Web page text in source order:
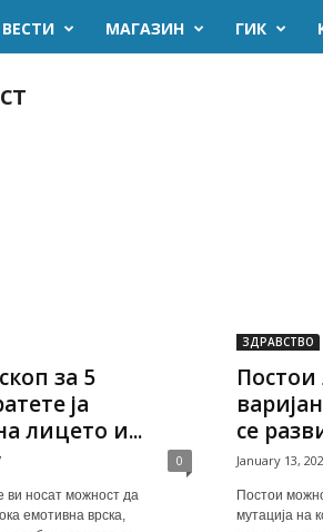
ВЕСТИ МАГАЗИН ГИК
за 5
ја
лицето и...
0
ви носат можност да
емотивна врска,
ЗДРАВСТВО
Постои
се
January 13,
Постои
мутација на